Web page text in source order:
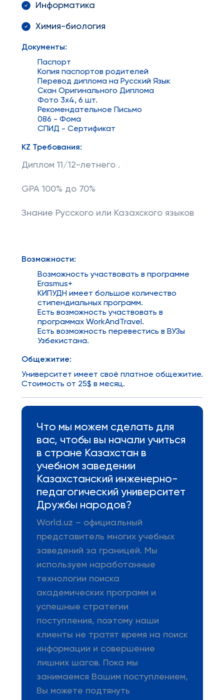
Информатика
Химия-биология
Документы:
Паспорт
Копия паспортов родителей
Перевод диплома на Русский Язык
Скан Оригинального Диплома
Фото 3x4, 6 шт.
Рекомендательное Письмо
086 - Фома
СПИД - Сертификат
KZ Требования:
Диплом 11/12-летнего .
GPA 100% до 70%
Знание Русского или Казахского языков
Возможности:
Возможность участвовать в программе
Erasmus+
КИПУДН имеет большое количество
стипендиальных программ.
Есть возможность участвовать в
программах WorkAndTravel.
Есть возможность перевестись в ВУЗы
Узбекистана.
Общежитие:
Университет имеет своё платное общежитие.
Стоимость от 25$ в месяц.
Что мы можем сделать для
вас, чтобы вы начали учиться
в стране Казахстан в
учебном заведении
Казахстанский инженерно-
педагогический университет
Дружбы народов?
World.uz – официальный
представитель многих учебных
заведений за границей. Мы
используем наработанные
технологии поиска
академических программ и
успешные стратегии
поступления, поэтому наши
клиенты не тратят время на поиск
информации и совершение
лишних шагов. Пока мы
занимаемся Вашим поступлением,
Вы можете подтянуть